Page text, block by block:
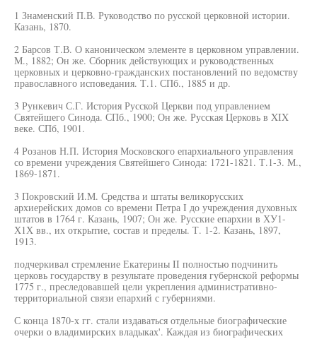
1 Знаменский П.В. Руководство по русской церковной истории.
Казань, 1870.
2 Барсов Т.В. О каноническом элементе в церковном управлении.
М., 1882; Он же. Сборник действующих и руководственных
церковных и церковно-гражданских постановлений по ведомству
православного исповедания. Т.1. СПб., 1885 и др.
3 Рункевич С.Г. История Русской Церкви под управлением
Святейшего Синода. СПб., 1900; Он же. Русская Церковь в XIX
веке. СПб, 1901.
4 Розанов Н.П. История Московского епархиального управления
со времени учреждения Святейшего Синода: 1721-1821. Т.1-3. М.,
1869-1871.
3 Покровский И.М. Средства и штаты великорусских
архиерейских домов со времени Петра I до учреждения духовных
штатов в 1764 г. Казань, 1907; Он же. Русские епархии в ХУ1-
Х1Х вв., их открытие, состав и пределы. Т. 1-2. Казань, 1897,
1913.
подчеркивал стремление Екатерины II полностью подчинить
церковь государству в результате проведения губернской реформы
1775 г., преследовавшей цели укрепления административно-
территориальной связи епархий с губерниями.
С конца 1870-х гг. стали издаваться отдельные биографические
очерки о владимирских владыках'. Каждая из биографических